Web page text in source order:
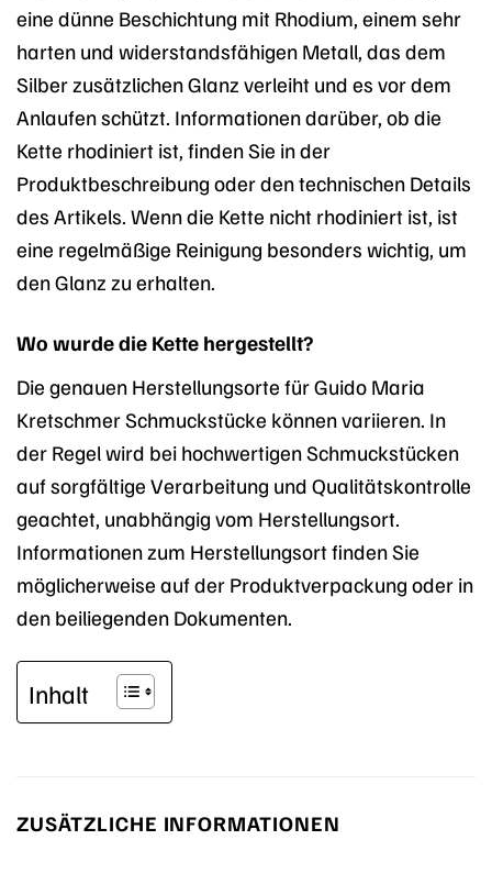
eine dünne Beschichtung mit Rhodium, einem sehr
harten und widerstandsfähigen Metall, das dem
Silber zusätzlichen Glanz verleiht und es vor dem
Anlaufen schützt. Informationen darüber, ob die
Kette rhodiniert ist, finden Sie in der
Produktbeschreibung oder den technischen Details
des Artikels. Wenn die Kette nicht rhodiniert ist, ist
eine regelmäßige Reinigung besonders wichtig, um
den Glanz zu erhalten.
Wo wurde die Kette hergestellt?
Die genauen Herstellungsorte für Guido Maria
Kretschmer Schmuckstücke können variieren. In
der Regel wird bei hochwertigen Schmuckstücken
auf sorgfältige Verarbeitung und Qualitätskontrolle
geachtet, unabhängig vom Herstellungsort.
Informationen zum Herstellungsort finden Sie
möglicherweise auf der Produktverpackung oder in
den beiliegenden Dokumenten.
Inhalt
ZUSÄTZLICHE INFORMATIONEN